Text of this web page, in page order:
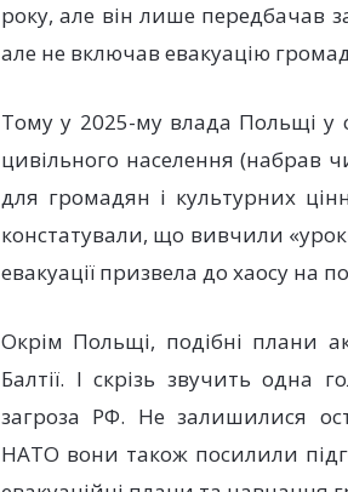
року, але він лише передбачав
але не включав евакуацію
Тому у 2025-му влада Польщі у
цивільного населення (набрав
для громадян і культурних
констатували, що вивчили
евакуації призвела до хаосу на
Окрім Польщі, подібні плани
Балтії. І скрізь звучить одна
загроза РФ. Не залишилися
НАТО вони також посилили